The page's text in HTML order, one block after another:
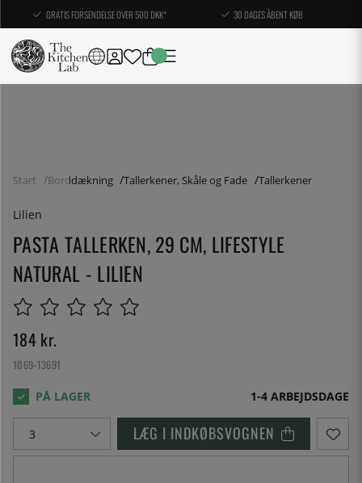
GRATIS FORSENDELSE OVER 500 DKK* 30 DAGES ÅBENT KØB
Start Borddækning Tallerkener, Skåle og Fade Tallerkener
Lilien
PASTA TALLERKEN, 29 CM, LIFESTYLE
NATURAL - LILIEN
184kr.
1069-13691
1-4 ARBEJDSDAGE
LÆG I INDKØBSVOGNEN